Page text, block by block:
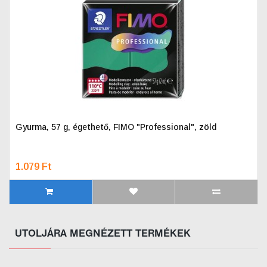
Gyurma, 57 g, égethető, FIMO "Professional", zöld
1.079 Ft
UTOLJÁRA MEGNÉZETT TERMÉKEK